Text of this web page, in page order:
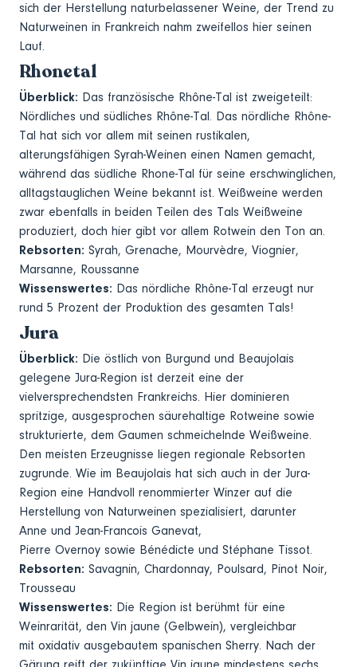
sich der Herstellung naturbelassener Weine, der Trend zu
Naturweinen in Frankreich nahm zweifellos hier seinen
Lauf.
Rhonetal
Überblick: Das französische Rhône-Tal ist zweigeteilt:
Nördliches und südliches Rhône-Tal. Das nördliche Rhône-
Tal hat sich vor allem mit seinen rustikalen,
alterungsfähigen Syrah-Weinen einen Namen gemacht,
während das südliche Rhone-Tal für seine erschwinglichen,
alltagstauglichen Weine bekannt ist. Weißweine werden
zwar ebenfalls in beiden Teilen des Tals Weißweine
produziert, doch hier gibt vor allem Rotwein den Ton an.
Rebsorten: Syrah, Grenache, Mourvèdre, Viognier,
Marsanne, Roussanne
Wissenswertes: Das nördliche Rhône-Tal erzeugt nur
rund 5 Prozent der Produktion des gesamten Tals!
Jura
Überblick: Die östlich von Burgund und Beaujolais
gelegene Jura-Region ist derzeit eine der
vielversprechendsten Frankreichs. Hier dominieren
spritzige, ausgesprochen säurehaltige Rotweine sowie
strukturierte, dem Gaumen schmeichelnde Weißweine.
Den meisten Erzeugnisse liegen regionale Rebsorten
zugrunde. Wie im Beaujolais hat sich auch in der Jura-
Region eine Handvoll renommierter Winzer auf die
Herstellung von Naturweinen spezialisiert, darunter
Anne und Jean-Francois Ganevat,
Pierre Overnoy sowie Bénédicte und Stéphane Tissot.
Rebsorten: Savagnin, Chardonnay, Poulsard, Pinot Noir,
Trousseau
Wissenswertes: Die Region ist berühmt für eine
Weinrarität, den Vin jaune (Gelbwein), vergleichbar
mit oxidativ ausgebautem spanischen Sherry. Nach der